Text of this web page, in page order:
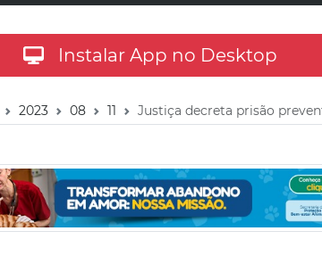
Instalar App no Desktop
2023 08 11 Justiça decreta prisão